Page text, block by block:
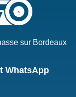
sur Bordeaux
WhatsApp